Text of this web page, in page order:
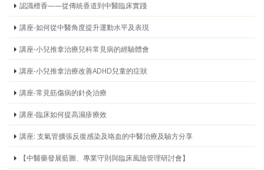
認識檀香——從傳統香道到中醫臨床實踐
講座-如何從中醫角度提升運動水平及表現
講座-小兒推拿治療兒科常見病的經驗體會
講座-小兒推拿治療改善ADHD兒童的症狀
講座-常見筋傷病的針灸治療
講座-臨床如何提高濕疹療效
講座: 支氣管擴張反復感染及咯血的中醫治療及驗方分享
【中醫藥發展藍圖、專業守則與臨床風險管理研討會】